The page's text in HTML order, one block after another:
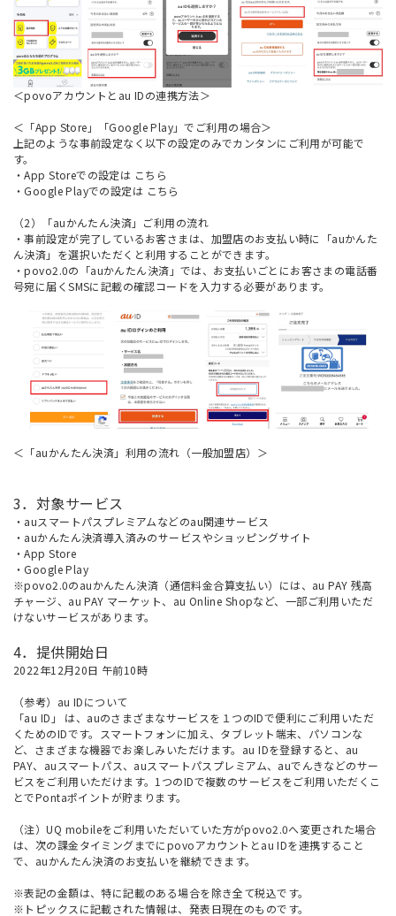
＜povoアカウントとau IDの連携方法＞
＜「App Store」「Google Play」でご利用の場合＞
上記のような事前設定なく以下の設定のみでカンタンにご利用が可能で
す。
・App Storeでの設定は こちら
・Google Playでの設定は こちら
（2）「auかんたん決済」ご利用の流れ
・事前設定が完了しているお客さまは、加盟店のお支払い時に「auかんた
ん決済」を選択いただくと利用することができます。
・povo2.0の「auかんたん決済」では、お支払いごとにお客さまの電話番
号宛に届くSMSに記載の確認コードを入力する必要があります。
＜「auかんたん決済」利用の流れ（一般加盟店）＞
3．対象サービス
・auスマートパスプレミアムなどのau関連サービス
・auかんたん決済導入済みのサービスやショッピングサイト
・App Store
・Google Play
※povo2.0のauかんたん決済（通信料金合算支払い）には、au PAY 残高
チャージ、au PAY マーケット、au Online Shopなど、一部ご利用いただ
けないサービスがあります。
4．提供開始日
2022年12月20日 午前10時
（参考）au IDについて
「au ID」
は、auのさまざまなサービスを１つのIDで便利にご利用いただ
くためのIDです。スマートフォンに加え、タブレット端末、パソコンな
ど、さまざまな機器でお楽しみいただけます。au IDを登録すると、au
PAY、auスマートパス、auスマートパスプレミアム、auでんきなどのサー
ビスをご利用いただけます。1つのIDで複数のサービスをご利用いただくこ
とでPontaポイントが貯まります。
（注）UQ mobileをご利用いただいていた方がpovo2.0へ変更された場合
は、次の課金タイミングまでにpovoアカウントとau IDを連携すること
で、auかんたん決済のお支払いを継続できます。
※表記の金額は、特に記載のある場合を除き全て税込です。
※トピックスに記載された情報は、発表日現在のものです。